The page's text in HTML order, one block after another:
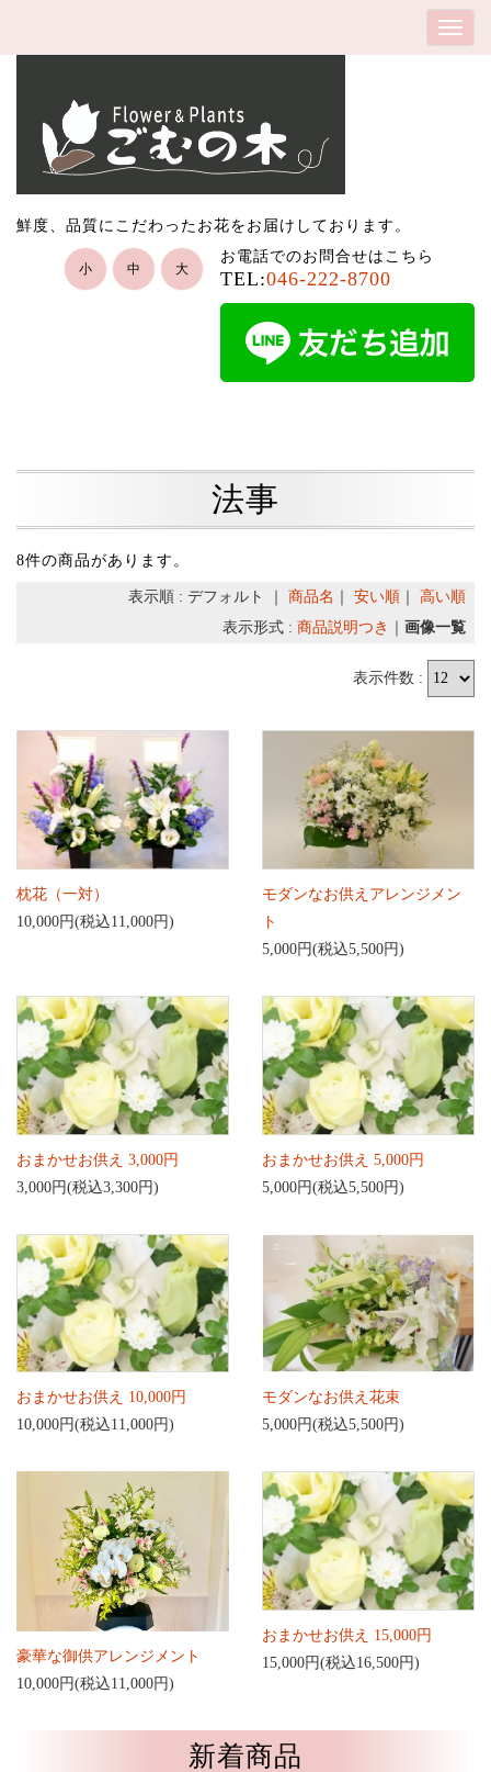
鮮度、品質にこだわったお花をお届けしております。
お電話でのお問合せはこちら
TEL:046-222-8700
小 中 大
法事
8件の商品があります。
表示順 : デフォルト ｜ 商品名 安い順
高い順
表示形式 : 商品説明つき 画像一覧
表示件数 :
枕花（一対）
10,000円(税込11,000円)
モダンなお供えアレンジメン
ト
5,000円(税込5,500円)
おまかせお供え 3,000円
3,000円(税込3,300円)
おまかせお供え 5,000円
5,000円(税込5,500円)
おまかせお供え 10,000円
10,000円(税込11,000円)
モダンなお供え花束
5,000円(税込5,500円)
豪華な御供アレンジメント
10,000円(税込11,000円)
おまかせお供え 15,000円
15,000円(税込16,500円)
新着商品